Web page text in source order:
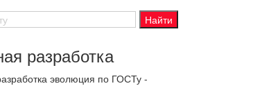
разработка
эволюция по ГОСТу -